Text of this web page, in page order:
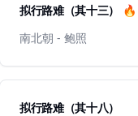
拟行路难（其十三） 🔥
南北朝 - 鲍照
拟行路难（其十八）